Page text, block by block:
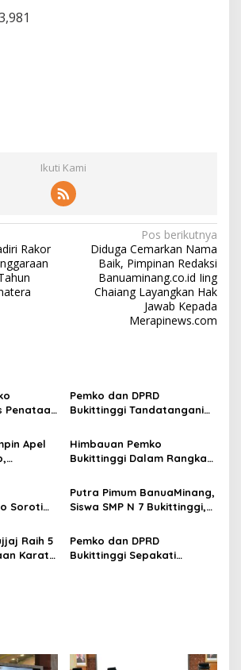
Ikuti Kami
Rakor
Pos berikutnya
Diduga Cemarkan Nama
Baik, Pimpinan Redaksi
Banuaminang.co.id Iing
Chaiang Layangkan Hak
Jawab Kepada
Merapinews.com
Penataan
Pemko dan DPRD
Bukittinggi Tandatangani
Perubahan KUA-PPAS APBD
2026
Apel
Gratis
Himbauan Pemko
Bukittinggi Dalam Rangka
Tahun ke-81 Kemerdekaan
Republik Indonesia
Soroti
dan
Putra Pimum BanuaMinang,
Siswa SMP N 7 Bukittinggi,
Festival Komite Pemula
Berat 40 Kg dalam
Kejuaraan Karate Jam
Raih 5
Karate
Pemko dan DPRD
Bukittinggi Sepakati